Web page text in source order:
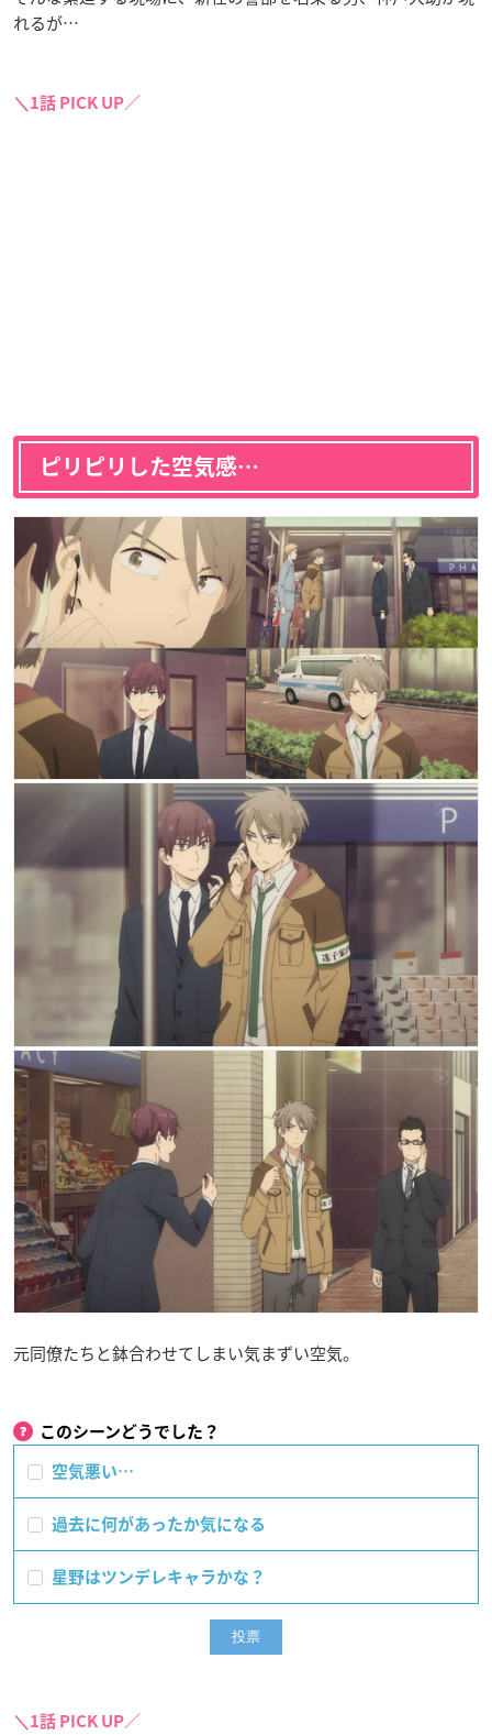
れるが…
＼1話 PICK UP／
ピリピリした空気感…
元同僚たちと鉢合わせてしまい気まずい空気。
このシーンどうでした？
空気悪い…
過去に何があったか気になる
星野はツンデレキャラかな？
＼1話 PICK UP／